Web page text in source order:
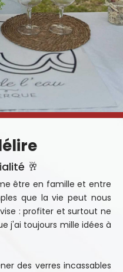
🥂
être en famille et entre
que la vie peut nous
: profiter et surtout ne
j'ai toujours mille idées à
des verres incassables